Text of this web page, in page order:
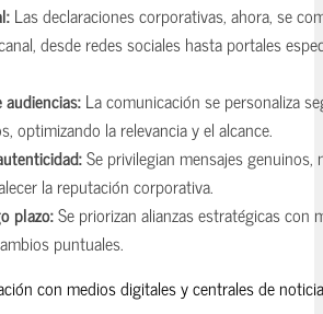
Las declaraciones corporativas, ahora, se
desde redes sociales hasta portales
La comunicación se personaliza
optimizando la relevancia y el alcance.
Se privilegian mensajes genuinos,
la reputación corporativa.
plazo:Se priorizan alianzas estratégicas con
puntuales.
con medios digitales y centrales de